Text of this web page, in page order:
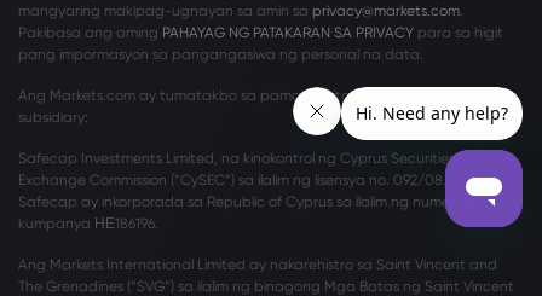
mangyaring makipag-ugnayan sa amin sa privacy@markets.com.
Pakibasa ang aming PAHAYAG NG PATAKARAN SA PRIVACY para sa higit
pang impormasyon sa pangangasiwa ng personal na data.
Ang Markets.com ay tumatakbo sa pamamagitan ng mga sumusunod na
subsidiary:
Safecap Investments Limited, na kinokontrol ng Cyprus Securities and
Exchange Commission (“CySEC”) sa ilalim ng lisensya no. 092/08. Ang
Safecap ay inkorporada sa Republic of Cyprus sa ilalim ng numero ng
kumpanya ΗΕ186196.
Ang Markets International Limited ay nakarehistro sa Saint Vincent and
The Grenadines (“SVG”) sa ilalim ng binagong Mga Batas ng Saint Vincent